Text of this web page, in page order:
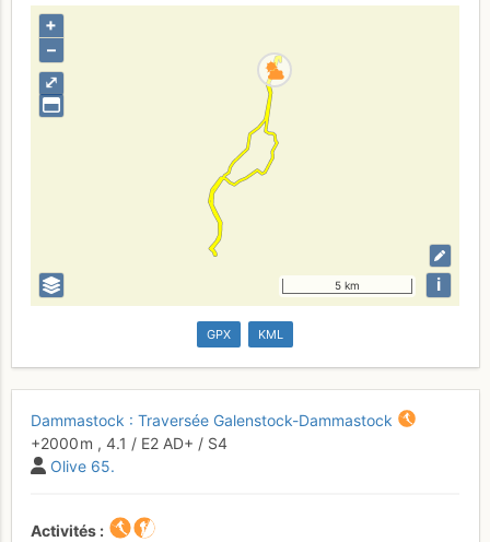
⤢
+
–
5 km i
GPX KML
Dammastock : Traversée Galenstock-Dammastock
+2000 m , 4.1 / E2 AD+ / S4
Olive 65.
Activités